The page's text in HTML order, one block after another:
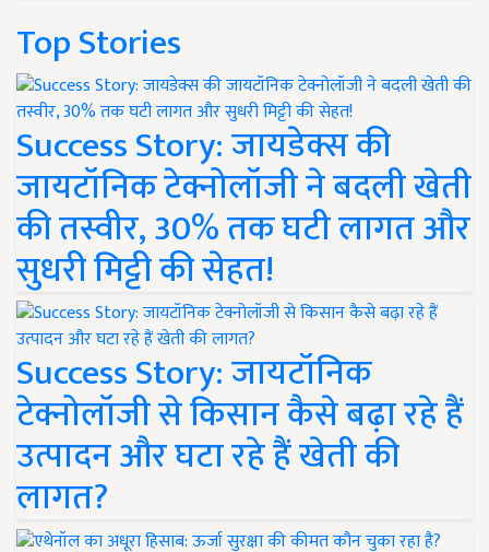
Top Stories
Success Story: जायडेक्स की
जायटॉनिक टेक्नोलॉजी ने बदली खेती
की तस्वीर, 30% तक घटी लागत और
सुधरी मिट्टी की सेहत!
Success Story: जायटॉनिक
टेक्नोलॉजी से किसान कैसे बढ़ा रहे हैं
उत्पादन और घटा रहे हैं खेती की
लागत?